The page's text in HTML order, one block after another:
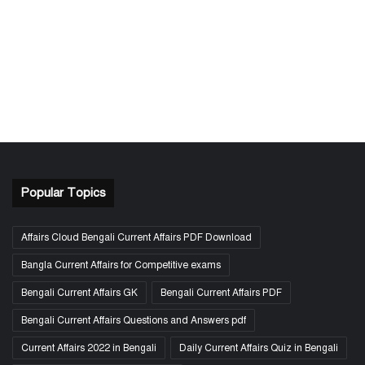
Popular Topics
Affairs Cloud Bengali Current Affairs PDF Download
Bangla Current Affairs for Competitive exams
Bengali Current Affairs GK Bengali Current Affairs PDF
Bengali Current Affairs Questions and Answers pdf
Current Affairs 2022 in Bengali Daily Current Affairs Quiz in Bengali